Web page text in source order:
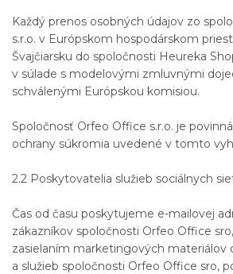
Každý prenos osobných údajov zo
s.r.o. v Európskom hospodárskom
Švajčiarsku do spoločnosti Heureka
v súlade s modelovými zmluvnými
schválenými Európskou komisiou.
Spoločnosť Orfeo Office s.r.o. je
ochrany súkromia uvedené v tomto
2.2 Poskytovatelia služieb sociálnych
Čas od času poskytujeme e-mailovej
zákazníkov spoločnosti Orfeo Office
zasielaním marketingových
a služieb spoločnosti Orfeo Office sro,